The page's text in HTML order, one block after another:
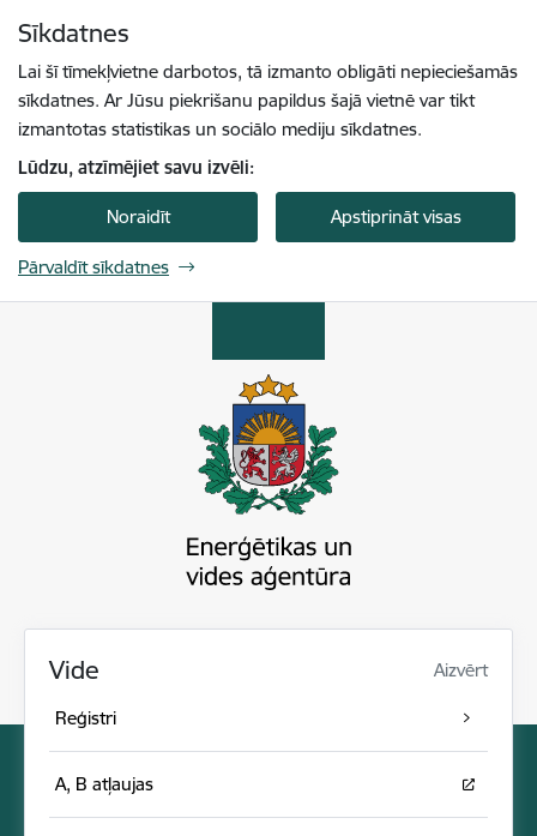
Sīkdatnes
Lai šī tīmekļvietne darbotos, tā izmanto obligāti nepieciešamās
sīkdatnes. Ar Jūsu piekrišanu papildus šajā vietnē var tikt
izmantotas statistikas un sociālo mediju sīkdatnes.
Lūdzu, atzīmējiet savu izvēli:
Noraidīt Apstiprināt visas
Pārvaldīt sīkdatnes
Vide Aizvērt
Reģistri
A, B atļaujas